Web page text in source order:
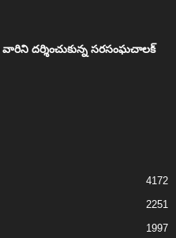
దర్శించుకున్న సరసంఘచాలక్
4172
2251
1997